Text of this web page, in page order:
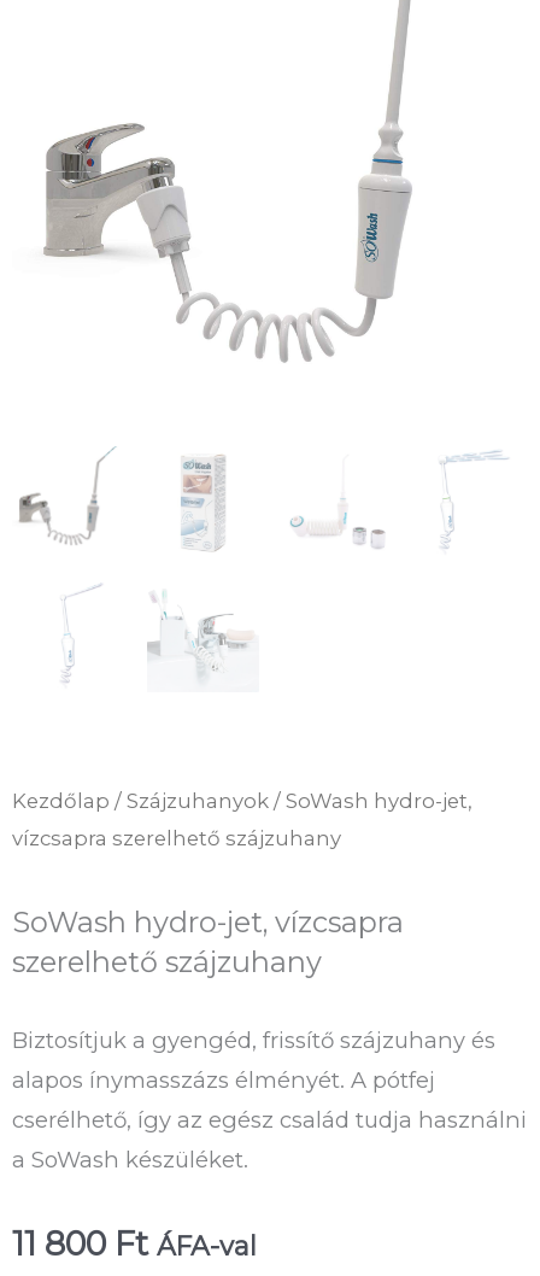
Kezdőlap / Szájzuhanyok / SoWash hydro-jet,
vízcsapra szerelhető szájzuhany
SoWash hydro-jet, vízcsapra
szerelhető szájzuhany
Biztosítjuk a gyengéd, frissítő szájzuhany és
alapos ínymasszázs élményét. A pótfej
cserélhető, így az egész család tudja használni
a SoWash készüléket.
11 800 Ft ÁFA-val